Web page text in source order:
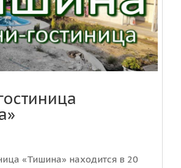
«Тишина» находится в 20